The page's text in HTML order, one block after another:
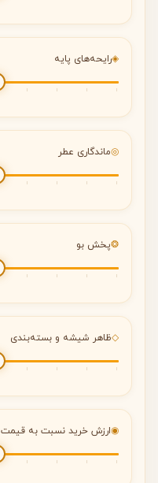
◈رایحه‌های پایه
◎ماندگاری عطر
❂پخش بو
◇ظاهر شیشه و بسته‌بندی
◉ارزش خرید نسبت به قیمت